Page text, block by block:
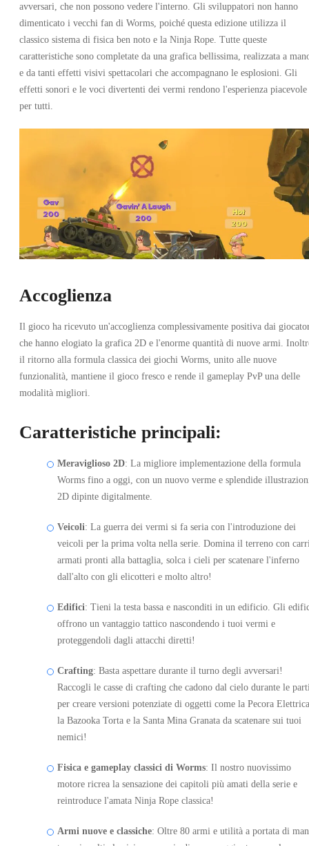
OFFERTO DA 2 VENDITORI
Worms W.M.D PC
Steam
STATI UNITI
EUR
-76%
SPONSORIZZATO
Worms W.M.D Xbox One
avversari, che non possono vedere l'interno. Gli sviluppatori non hanno
dimenticato i vecchi fan di Worms, poiché questa edizione utilizza il
classico sistema di fisica ben noto e la Ninja Rope. Tutte queste
caratteristiche sono completate da una grafica bellissima, realizzata a
e da tanti effetti visivi spettacolari che accompagnano le esplosioni. Gli
effetti sonori e le voci divertenti dei vermi rendono l'esperienza piacevole
per tutti.
Accoglienza
Il gioco ha ricevuto un'accoglienza complessivamente positiva dai
che hanno elogiato la grafica 2D e l'enorme quantità di nuove armi.
il ritorno alla formula classica dei giochi Worms, unito alle nuove
funzionalità, mantiene il gioco fresco e rende il gameplay PvP una delle
modalità migliori.
Caratteristiche principali:
Meraviglioso 2D: La migliore implementazione della formula
Worms fino a oggi, con un nuovo verme e splendide
2D dipinte digitalmente.
Veicoli: La guerra dei vermi si fa seria con l'introduzione dei
veicoli per la prima volta nella serie. Domina il terreno con
armati pronti alla battaglia, solca i cieli per scatenare l'inferno
dall'alto con gli elicotteri e molto altro!
Edifici: Tieni la testa bassa e nasconditi in un edificio. Gli
offrono un vantaggio tattico nascondendo i tuoi vermi e
proteggendoli dagli attacchi diretti!
Crafting: Basta aspettare durante il turno degli avversari!
Raccogli le casse di crafting che cadono dal cielo durante le
per creare versioni potenziate di oggetti come la Pecora
la Bazooka Torta e la Santa Mina Granata da scatenare sui tuoi
nemici!
Fisica e gameplay classici di Worms: Il nostro nuovissimo
motore ricrea la sensazione dei capitoli più amati della serie e
reintroduce l'amata Ninja Rope classica!
Armi nuove e classiche: Oltre 80 armi e utilità a portata di